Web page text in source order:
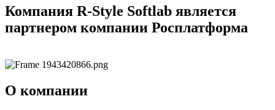
Компания R-Style Softlab является
партнером компании Росплатформа
О компании